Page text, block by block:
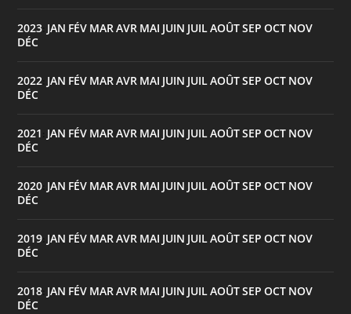
2023 JAN FÉV MARAVR MAI JUIN JUILAOÛTSEP OCT NOV
DÉC
2022 JAN FÉV MARAVR MAI JUIN JUILAOÛTSEP OCT NOV
DÉC
2021 JAN FÉV MARAVR MAI JUIN JUILAOÛTSEP OCT NOV
DÉC
2020 JAN FÉV MARAVR MAI JUIN JUILAOÛTSEP OCT NOV
DÉC
2019 JAN FÉV MARAVR MAI JUIN JUILAOÛTSEP OCT NOV
DÉC
2018 JAN FÉV MARAVR MAI JUIN JUILAOÛTSEP OCT NOV
DÉC